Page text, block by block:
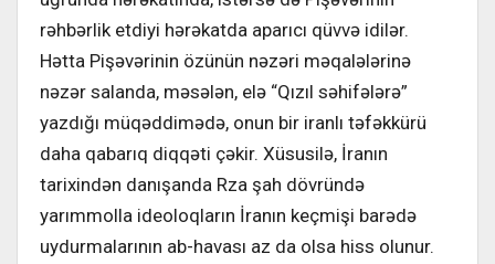
rəhbərlik etdiyi hərəkatda aparıcı qüvvə idilər.
Hətta Pişəvərinin özünün nəzəri məqalələrinə
nəzər salanda, məsələn, elə “Qızıl səhifələrə”
yazdığı müqəddimədə, onun bir iranlı təfəkkürü
daha qabarıq diqqəti çəkir. Xüsusilə, İranın
tarixindən danışanda Rza şah dövründə
yarımmolla ideoloqların İranın keçmişi barədə
uydurmalarının ab-havası az da olsa hiss olunur.